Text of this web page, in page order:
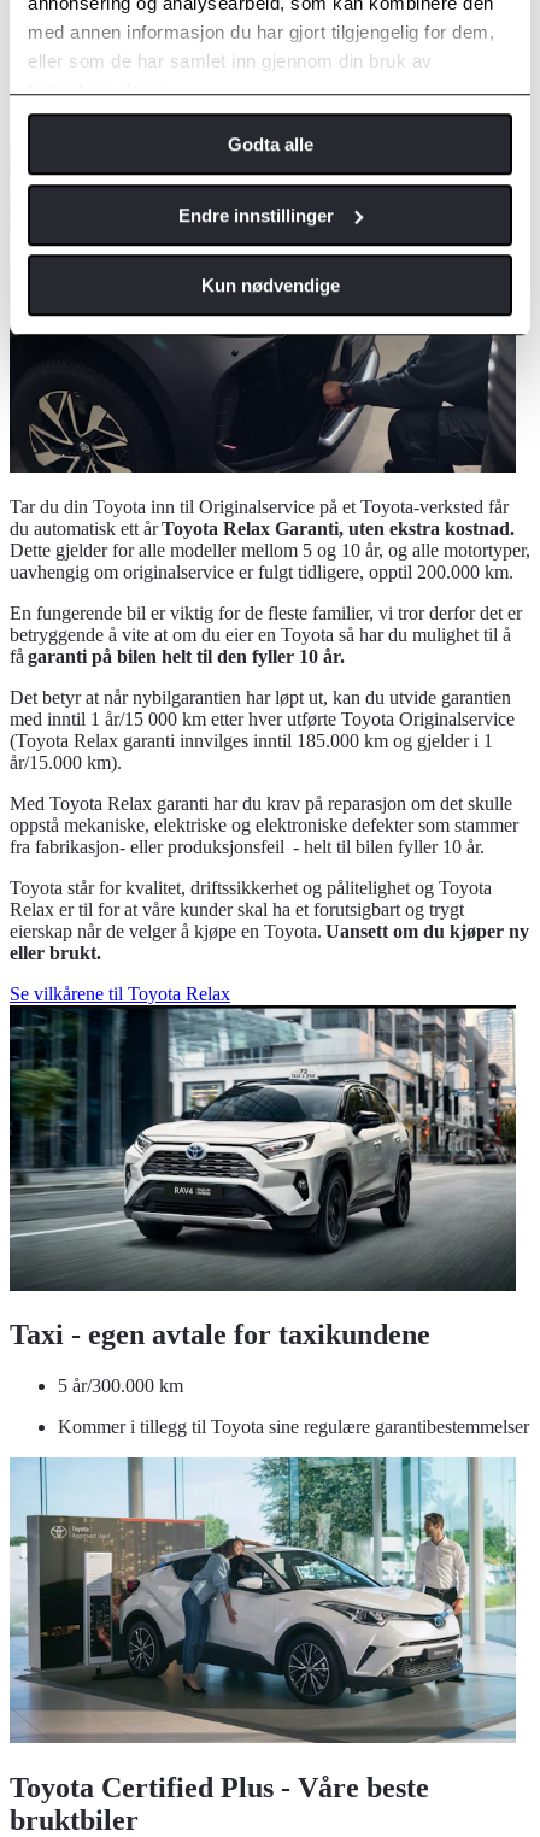
med annen informasjon du har gjort tilgjengelig for dem,
eller som de har samlet inn gjennom din bruk av
tjenestene deres.
Godta alle
Endre innstillinger
Kun nødvendige
Ett år med garanti til bilen fyller 10 år
Toyota Relax - en serviceaktivert garanti
Tar du din Toyota inn til Originalservice på et Toyota-verksted får
du automatisk ett årToyota Relax Garanti, uten ekstra kostnad.
Dette gjelder for alle modeller mellom 5 og 10 år, og alle motortyper,
uavhengig om originalservice er fulgt tidligere, opptil 200.000 km.
En fungerende bil er viktig for de fleste familier, vi tror derfor det er
betryggende å vite at om du eier en Toyota så har du mulighet til å
få garanti på bilen helt til den fyller 10 år.
Det betyr at når nybilgarantien har løpt ut, kan du utvide garantien
med inntil 1 år/15 000 km etter hver utførte Toyota Originalservice
(Toyota Relax garanti innvilges inntil 185.000 km og gjelder i 1
år/15.000 km).
Med Toyota Relax garanti har du krav på reparasjon om det skulle
oppstå mekaniske, elektriske og elektroniske defekter som stammer
fra fabrikasjon- eller produksjonsfeil - helt til bilen fyller 10 år.
Toyota står for kvalitet, driftssikkerhet og pålitelighet og Toyota
Relax er til for at våre kunder skal ha et forutsigbart og trygt
eierskap når de velger å kjøpe en Toyota. Uansett om du kjøper ny
eller brukt.
Se vilkårene til Toyota Relax
Taxi - egen avtale for taxikundene
5 år/300.000 km
Kommer i tillegg til Toyota sine regulære garantibestemmelser
Toyota Certified Plus - Våre beste
bruktbiler